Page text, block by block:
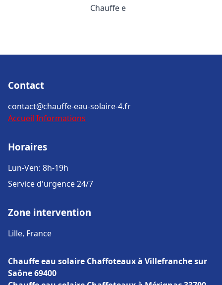
Chauffe e
Contact
contact@chauffe-eau-solaire-4.fr
Accueil Informations
Horaires
Lun-Ven: 8h-19h
Service d'urgence 24/7
Zone intervention
Lille, France
Chauffe eau solaire Chaffoteaux à Villefranche sur
Saône 69400